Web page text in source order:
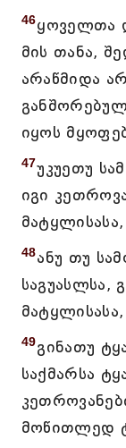
46ყოველთა
მის თანა,
არაწმიდა
იყოს
47უკუეთუ
იგი
მატყლისასა,
48ანუ თუ
საგუასლსა,
49გინათუ
საქმარსა
მოწითლედ